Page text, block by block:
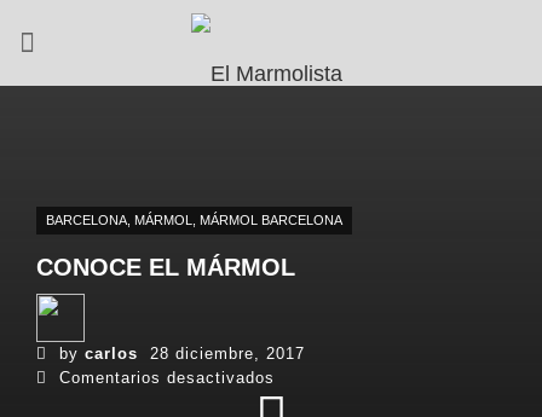
BARCELONA MÁRMOL MÁRMOL BARCELONA
CONOCE EL MÁRMOL
by carlos
28 diciembre, 2017
Comentarios desactivados
Conoce